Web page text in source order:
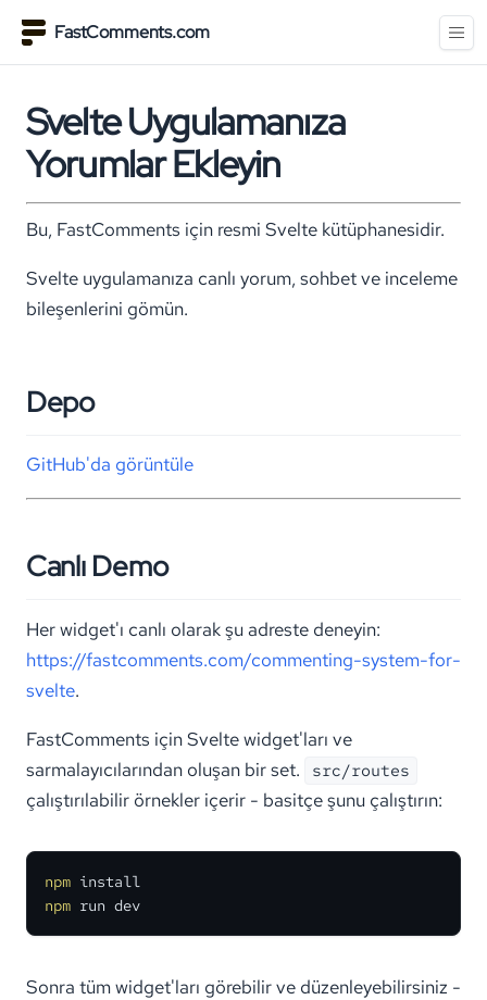
FastComments.com
Svelte Uygulamanıza
Yorumlar Ekleyin
Bu, FastComments için resmi Svelte kütüphanesidir.
Svelte uygulamanıza canlı yorum, sohbet ve inceleme
bileşenlerini gömün.
Depo
GitHub'da görüntüle
Canlı Demo
Her widget'ı canlı olarak şu adreste deneyin:
https://fastcomments.com/commenting-system-for-
svelte.
FastComments için Svelte widget'ları ve
sarmalayıcılarından oluşan bir set.
src/routes
çalıştırılabilir örnekler içerir - basitçe şunu çalıştırın:
npm
npm run dev
Sonra tüm widget'ları görebilir ve düzenleyebilirsiniz -